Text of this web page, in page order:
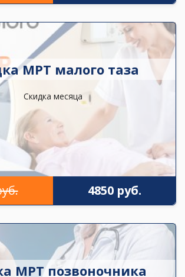
МРТ малого таза
Скидка месяца
4850 руб.
МРТ позвоночника